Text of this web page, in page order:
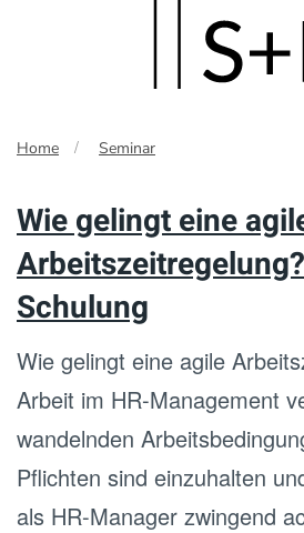
main
content
Home Seminar
Wie gelingt eine
Schulung
Wie gelingt eine agile
Arbeit im HR-Management
wandelnden
Pflichten sind einzuhalten
als HR-Manager zwingend